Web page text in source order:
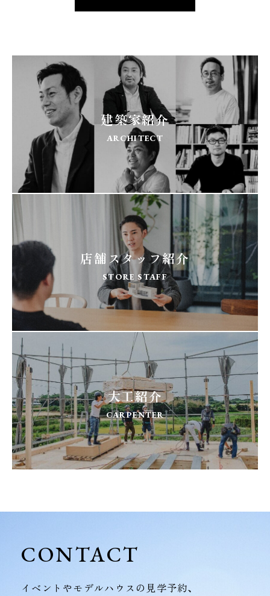
建築家紹介
ARCHITECT
店舗スタッフ紹介
STORE STAFF
大工紹介
CARPENTER
CONTACT
イベントやモデルハウスの見学予約、